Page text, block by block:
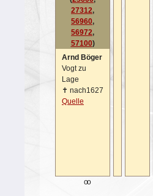
27312,
56960,
56972,
57100)
Arnd Böger
Vogt zu
Lage
✝ nach1627
Quelle
oo